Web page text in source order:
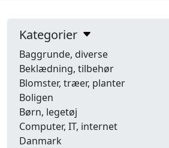
Kategorier
Baggrunde, diverse
Beklædning, tilbehør
Blomster, træer, planter
Boligen
Børn, legetøj
Computer, IT, internet
Danmark